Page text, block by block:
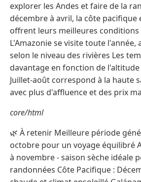
explorer les Andes et faire de la
décembre à avril, la côte pacifique
offrent leurs meilleures conditions
L'Amazonie se visite toute l'année,
selon le niveau des rivières Les
davantage en fonction de l'altitude
Juillet-août correspond à la haute
avec plus d'affluence et des prix
core/html
🌿 À retenir Meilleure période
octobre pour un voyage équilibré
à novembre - saison sèche idéale
randonnées Côte Pacifique :